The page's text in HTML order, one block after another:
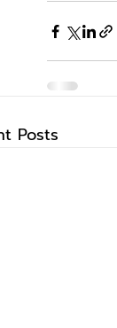
Posts